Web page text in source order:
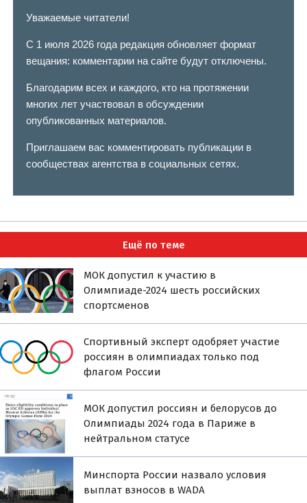
Уважаемые читатели!
С 1 июля 2026 года редакция обновляет формат
вещания: комментарии на сайте будут отключены.
Благодарим всех и каждого, кто на протяжении
многих лет участвовал в обсуждении
опубликованных материалов.
Приглашаем вас комментировать публикации в
сообществах агентства в социальных сетях.
Ещё по теме
МОК допустил к участию в
Олимпиаде-2024 шесть российских
спортсменов
Спортивный эксперт одобряет участие
россиян в олимпиадах только под
флагом России
МОК допустил россиян и белорусов до
Олимпиады 2024 года в Париже в
нейтральном статусе
Минспорта России назвало условия
выплат взносов в WADA